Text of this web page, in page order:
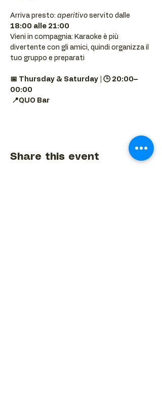
Arriva presto: aperitivo servito dalle
18:00 alle 21:00
Vieni in compagnia: Karaoke è più
divertente con gli amici, quindi organizza il
tuo gruppo e preparati
📅 Thursday & Saturday | 🕒 20:00–
00:00
📍QUO Bar
Share this event